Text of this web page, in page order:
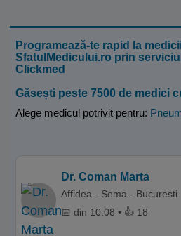
Programează-te rapid la
SfatulMedicului.ro prin
Clickmed
Găsești peste 7500 de medici
Alege medicul potrivit pentru:
Dr. Coman Marta
Affidea - Sema - Bucuresti
📅 din 10.08 • 👍 18